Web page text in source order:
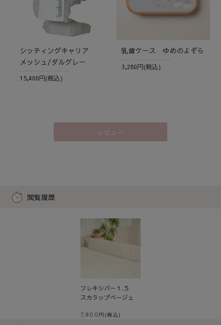
シッティングキャリア
メッシュ/ダルグレー
15,400円(税込)
乳歯ケース ゆめのよぞら
3,280円(税込)
レビュー
閲覧履歴
フレキシバー１.５
スカラップベージュ
7,800